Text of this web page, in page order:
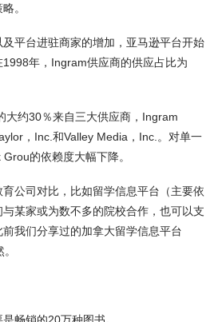
。
平台进驻商家的增加，亚马逊平台开始
年，Ingram供应商的供应占比为
大约30％来自三大供应商，Ingram
，Inc.和Valley Media，Inc.。对单一
的依赖度大幅下降。
公司对比，比如留学信息平台（主要依
某家或为数不多的院校合作，也可以支
我们分享过的加拿大留学信息平台
畅销的20万种图书。